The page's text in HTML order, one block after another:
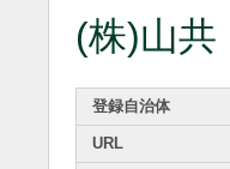
(株)山共
登録自治体
URL